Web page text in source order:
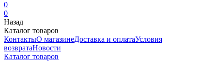
0
0
Назад
Каталог товаров
КонтактыО магазинеДоставка и оплатаУсловия
возвратаНовости
Каталог товаров